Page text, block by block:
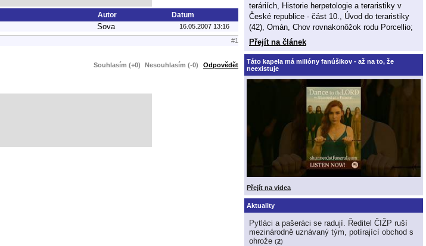
Autor Datum
Sova 16.05.2007 13:16
#1
Souhlasím (+0) Nesouhlasím (-0) Odpovědět
teráriích, Historie herpetologie a teraristiky v
České republice - část 10., Úvod do teraristiky
(42), Omán, Chov rovnakonôžok rodu Porcellio;
Přejít na článek
Táto kapela má milióny fanúšikov - až na to, že
neexistuje
Přejít na videa
Aktuality
Pytláci a pašeráci se radují. Ředitel ČIŽP ruší
mezinárodně uznávaný tým, potírající obchod s
ohrože (2)